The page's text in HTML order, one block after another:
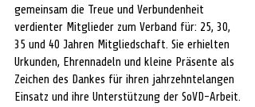
gemeinsam die Treue und Verbundenheit
verdienter Mitglieder zum Verband für: 25, 30,
35 und 40 Jahren Mitgliedschaft. Sie erhielten
Urkunden, Ehrennadeln und kleine Präsente als
Zeichen des Dankes für ihren jahrzehntelangen
Einsatz und ihre Unterstützung der SoVD-Arbeit.